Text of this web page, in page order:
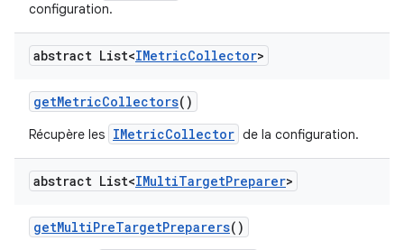
configuration.
abstract List<IMetricCollector>
getMetricCollectors()
Récupère les IMetricCollector de la configuration.
abstract List<IMultiTargetPreparer>
getMultiPreTargetPreparers()